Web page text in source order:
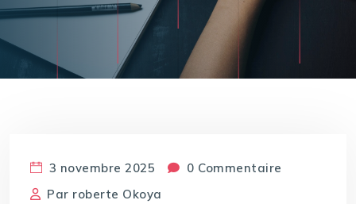
3 novembre 2025
0 Commentaire
Par roberte Okoya